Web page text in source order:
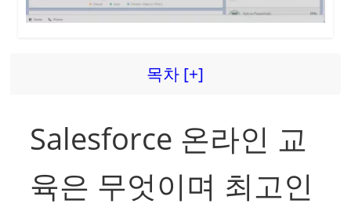
목차 [+]
Salesforce 온라인 교
육은 무엇이며 최고인